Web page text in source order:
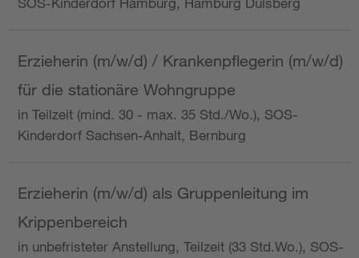
Erzieherin (m/w/d) / Krankenpflegerin (m/w/d)
für die stationäre Wohngruppe
in Teilzeit (mind. 30 - max. 35 Std./Wo.), SOS-
Kinderdorf Sachsen-Anhalt, Bernburg
Erzieherin (m/w/d) als Gruppenleitung im
Krippenbereich
in unbefristeter Anstellung, Teilzeit (33 Std.Wo.), SOS-